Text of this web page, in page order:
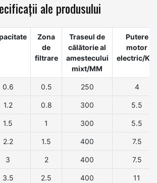
ale produsului
Zona
de
filtrare
Traseul de
călătorie al
amestecului
mixt/MM
Putere
motor
electric/KW
0.6 0.5 250 4
1.2 0.8 300 5.5
1.5 1 300 5.5
2.2 1.5 400 7.5
3 2 400 7.5
3.5 2.5 400 11